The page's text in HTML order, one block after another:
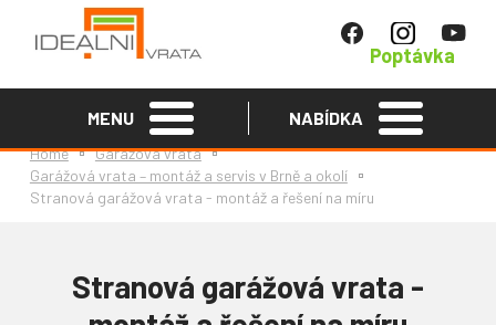
Poptávka
MENU NABÍDKA
Home
Garážová vrata
Garážová vrata – montáž a servis v Brně a okolí
Stranová garážová vrata - montáž a řešení na míru
Stranová garážová vrata -